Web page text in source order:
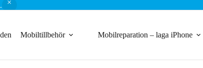
Mobiltillbehör Mobilreparation – laga iPhone